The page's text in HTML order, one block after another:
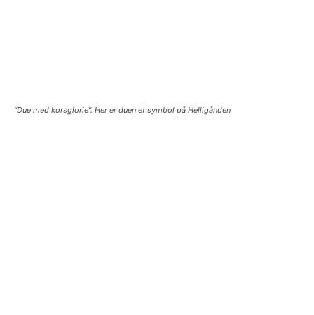
“Due med korsglorie”. Her er duen et symbol på Helligånden